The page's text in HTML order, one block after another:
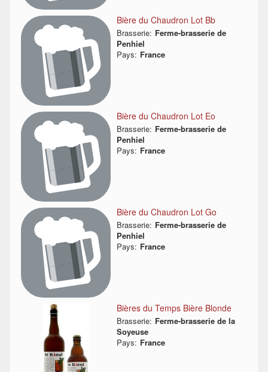
Bière du Chaudron Lot Bb
Brasserie: Ferme-brasserie de
Penhiel
Pays: France
Bière du Chaudron Lot Eo
Brasserie: Ferme-brasserie de
Penhiel
Pays: France
Bière du Chaudron Lot Go
Brasserie: Ferme-brasserie de
Penhiel
Pays: France
Bières du Temps Bière Blonde
Brasserie: Ferme-brasserie de la
Soyeuse
Pays: France